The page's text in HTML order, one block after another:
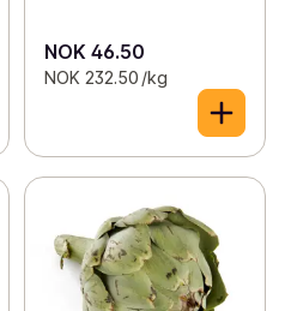
NOK 46.50
NOK 232.50 /kg